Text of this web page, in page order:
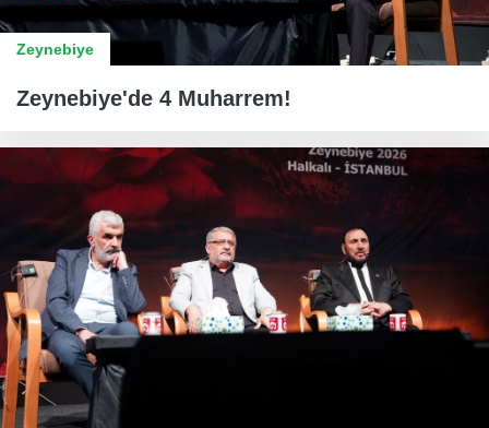
Zeynebiye
Zeynebiye'de 4 Muharrem!